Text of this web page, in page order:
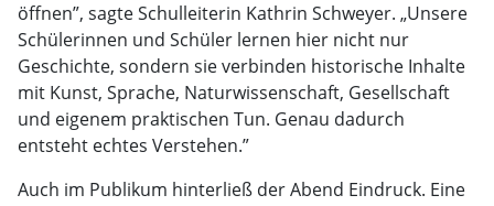
öffnen”, sagte Schulleiterin Kathrin Schweyer. „Unsere
Schülerinnen und Schüler lernen hier nicht nur
Geschichte, sondern sie verbinden historische Inhalte
mit Kunst, Sprache, Naturwissenschaft, Gesellschaft
und eigenem praktischen Tun. Genau dadurch
entsteht echtes Verstehen.”
Auch im Publikum hinterließ der Abend Eindruck. Eine